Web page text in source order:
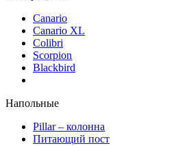
Canario
Canario XL
Colibri
Scorpion
Blackbird
Напольные
Pillar – колонна
Питающий пост